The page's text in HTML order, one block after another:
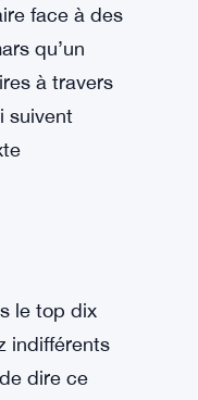
tout cela.
et la
genre de
crypto.
qu’un
à travers
suivent